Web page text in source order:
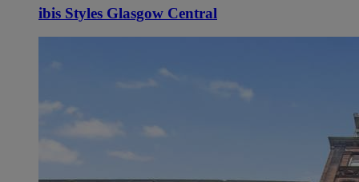
ibis Styles Glasgow Central